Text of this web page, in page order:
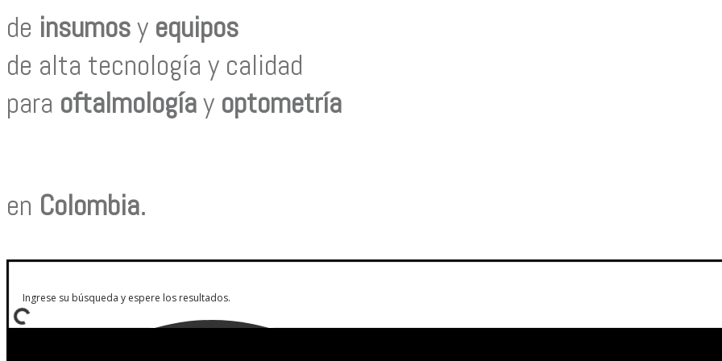
de insumosy equipos
de alta tecnología y calidad
para oftalmologíay optometría
en Colombia.